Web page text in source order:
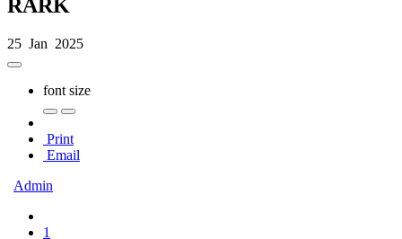
RARK
25 Jan 2025
font size
Print
Email
Admin
1